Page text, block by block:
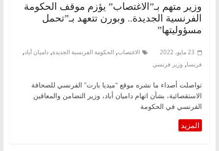
وزير متهم بـ”الاغتصاب” يؤزم موقف الحكومة
الفرنسية الجديدة.. وبورن تتعهد بـ”تحمل
مسؤوليتها”
23 مايو، 2022 الاغتصاب, الحكومة الفرنسية الجديدة, داميان أباد,
فرنسا, وزير فرنسي
تواصلت أصداء ما نشره موقع “ميديا بارت” الفرنسي للصحافة
الاستقصائية، بشأن اتهام داميان أباد، وزير التضامن والمعاقين
الفرنسي في الحكومة